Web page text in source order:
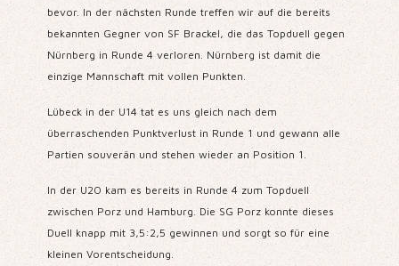
bevor. In der nächsten Runde treffen wir auf die bereits
bekannten Gegner von SF Brackel,die das Topduell gegen
Nürnberg in Runde 4 verloren. Nürnberg ist damit die
einzige Mannschaft mit vollen Punkten.
Lübeck in der U14 tat es uns gleich nach dem
überraschenden Punktverlust in Runde 1 und gewann alle
Partien souverän und stehen wieder an Position 1.
In der U20 kam es bereits in Runde 4 zum Topduell
zwischen Porz und Hamburg. Die SG Porz konnte dieses
Duell knapp mit 3,5:2,5 gewinnen und sorgt so für eine
kleinen Vorentscheidung.